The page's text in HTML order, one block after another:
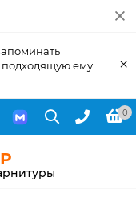
подходящую ему
×
0